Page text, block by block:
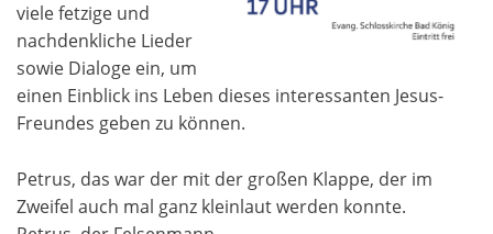
viele fetzige und
nachdenkliche Lieder
sowie Dialoge ein, um
einen Einblick ins Leben dieses interessanten Jesus-
Freundes geben zu können.
Petrus, das war der mit der großen Klappe, der im
Zweifel auch mal ganz kleinlaut werden konnte.